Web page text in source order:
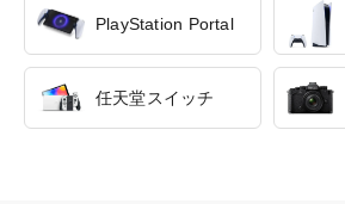
PlayStation Portal
任天堂スイッチ